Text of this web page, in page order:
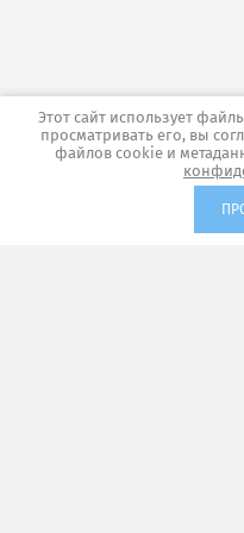
Этот сайт использует
просматривать его, вы
файлов cookie и